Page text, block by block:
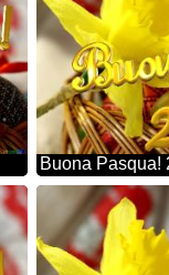
Buona Pasqua!